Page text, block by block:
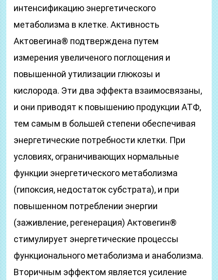
интенсификацию энергетического
метаболизма в клетке. Активность
Актовегина® подтверждена путем
измерения увеличеного поглощения и
повышенной утилизации глюкозы и
кислорода. Эти два эффекта взаимосвязаны,
и они приводят к повышению продукции АТФ,
тем самым в большей степени обеспечивая
энергетические потребности клетки. При
условиях, ограничивающих нормальные
функции энергетического метаболизма
(гипоксия, недостаток субстрата), и при
повышенном потреблении энергии
(заживление, регенерация) Актовегин®
стимулирует энергетические процессы
функционального метаболизма и анаболизма.
Вторичным эффектом является усиление